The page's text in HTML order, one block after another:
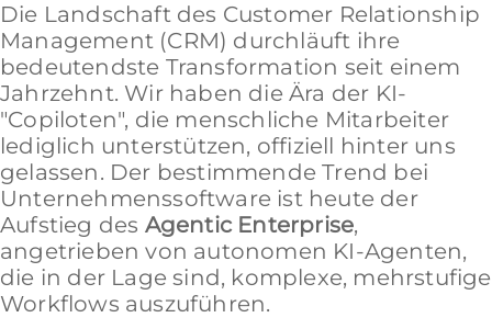
Die Landschaft des Customer Relationship
Management (CRM) durchläuft ihre
bedeutendste Transformation seit einem
Jahrzehnt. Wir haben die Ära der KI-
"Copiloten", die menschliche Mitarbeiter
lediglich unterstützen, offiziell hinter uns
gelassen. Der bestimmende Trend bei
Unternehmenssoftware ist heute der
Aufstieg des Agentic Enterprise,
angetrieben von autonomen KI-Agenten,
die in der Lage sind, komplexe, mehrstufige
Workflows auszuführen.